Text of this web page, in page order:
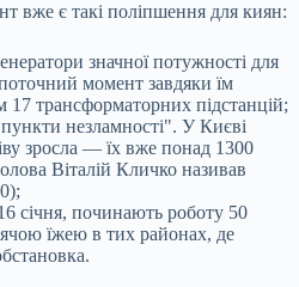
вже є такі поліпшення для киян:
значної потужності для
момент завдяки їм
17 трансформаторних підстанцій;
незламності". У Києві
зросла — їх вже понад 1300
Віталій Кличко називав
січня, починають роботу 50
їжею в тих районах, де